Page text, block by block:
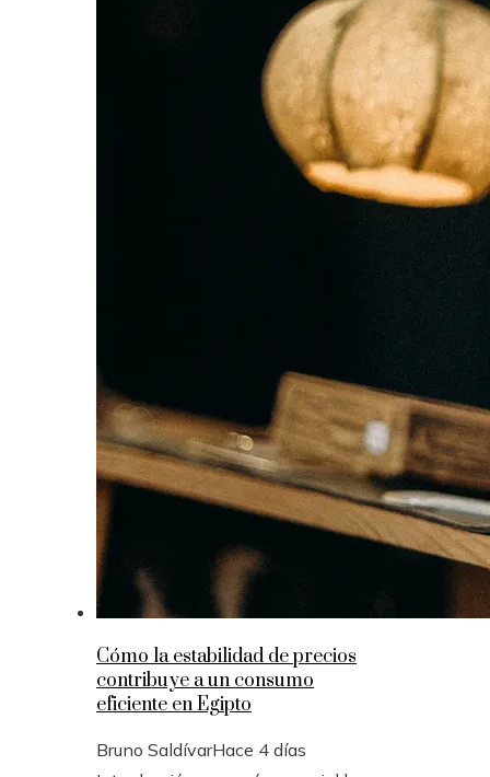
Cómo la estabilidad de precios
contribuye a un consumo
eficiente en Egipto
Bruno SaldívarHace 4 días